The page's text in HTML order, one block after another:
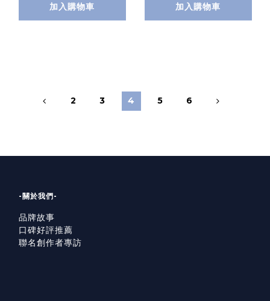
加入購物車 加入購物車
2 3 4 5 6
-關於我們-
品牌故事
口碑好評推薦
聯名創作者專訪